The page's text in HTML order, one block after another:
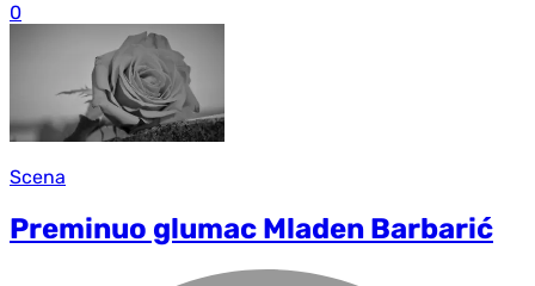
0
Scena
Preminuo glumac Mladen Barbarić